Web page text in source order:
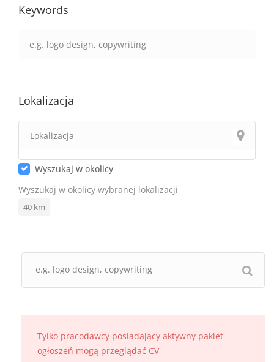
Keywords
Lokalizacja
Wyszukaj w okolicy
Wyszukaj w okolicy wybranej lokalizacji
40 km
Tylko pracodawcy posiadający aktywny pakiet
ogłoszeń mogą przeglądać CV